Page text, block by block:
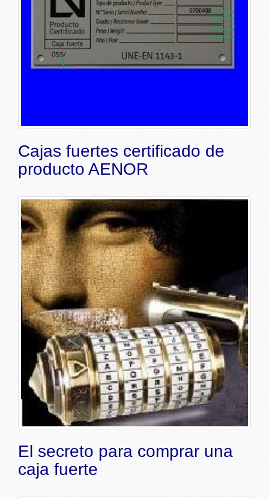
Cajas fuertes certificado de
producto AENOR
El secreto para comprar una
caja fuerte